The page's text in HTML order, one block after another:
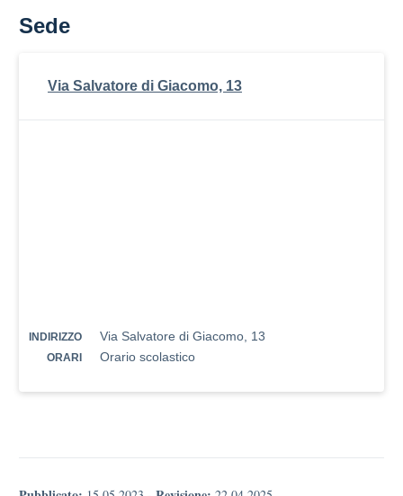
Sede
Via Salvatore di Giacomo, 13
INDIRIZZO Via Salvatore di Giacomo, 13
ORARI Orario scolastico